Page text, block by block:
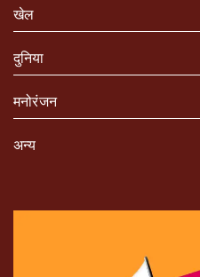
खेल
दुनिया
मनोरंजन
अन्य